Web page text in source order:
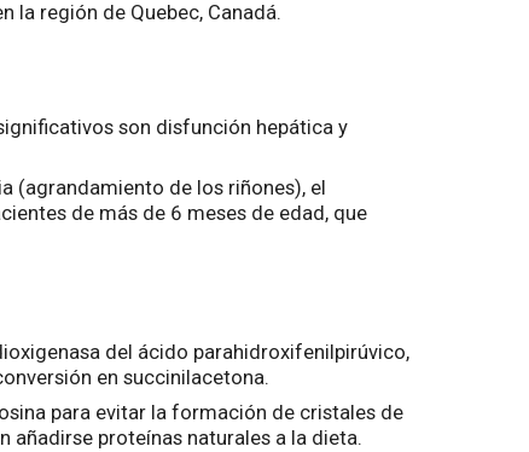
la región de Quebec, Canadá.
son disfunción hepática y
(agrandamiento de los riñones), el
de más de 6 meses de edad, que
del ácido parahidroxifenilpirúvico,
en succinilacetona.
para evitar la formación de cristales de
añadirse proteínas naturales a la dieta.